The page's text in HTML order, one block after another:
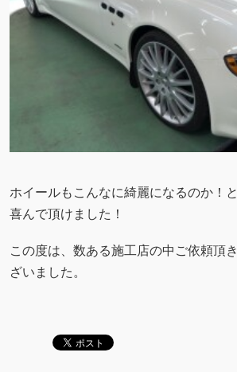
ホイールもこんなに綺麗になるのか！
喜んで頂けました！
この度は、数ある施工店の中ご依頼頂
ざいました。